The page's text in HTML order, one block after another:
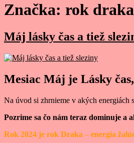
Značka: rok draka
Máj lásky čas a tiež
Mesiac Máj je Lásky
Na úvod si zhrnieme v akých energiách
Pozrime sa čo nám teraz dominuje a
Rok 2024 je rok Draka – energia